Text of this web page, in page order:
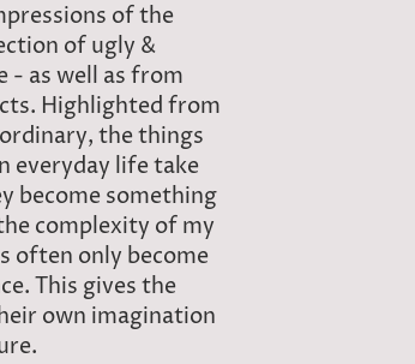
of the
of ugly &
- as well as from
Highlighted from
the things
everyday life take
become something
complexity of my
often only become
This gives the
own imagination